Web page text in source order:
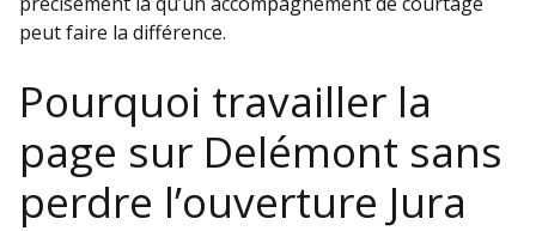
peut faire la différence.
Pourquoi travailler la
page sur Delémont sans
perdre l’ouverture Jura